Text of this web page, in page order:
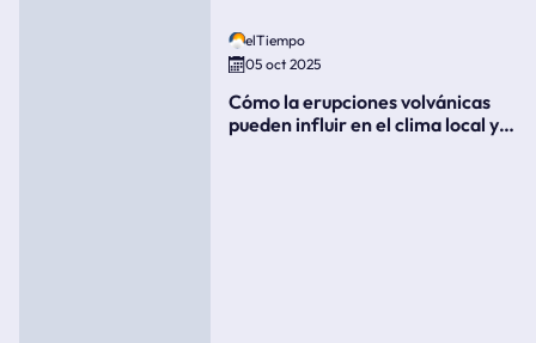
elTiempo
05 oct 2025
Cómo la erupciones volvánicas
pueden influir en el clima local y